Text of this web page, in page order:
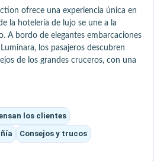
ofrece una experiencia única en
la hotelería de lujo se une a la
A bordo de elegantes embarcaciones
los pasajeros descubren
de los grandes cruceros, con una
por pasajero y únicamente amplias
por un servicio ultra
de Ritz-Carlton, con una
como servicios de alta gama que
los clientes
Consejos y trucos
Compañías